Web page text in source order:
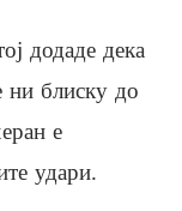
додаде дека
ни блиску до
е
удари.